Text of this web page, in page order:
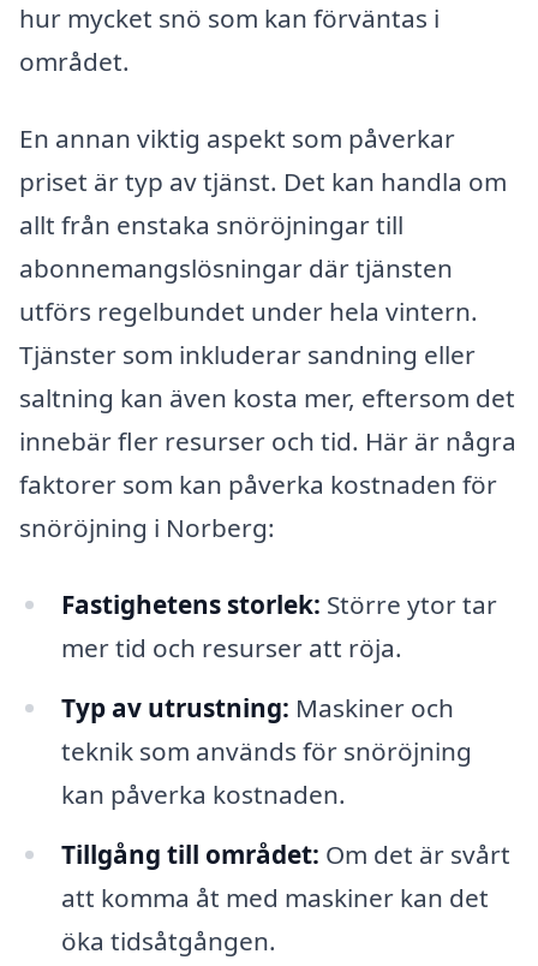
hur mycket snö som kan förväntas i
området.
En annan viktig aspekt som påverkar
priset är typ av tjänst. Det kan handla om
allt från enstaka snöröjningar till
abonnemangslösningar där tjänsten
utförs regelbundet under hela vintern.
Tjänster som inkluderar sandning eller
saltning kan även kosta mer, eftersom det
innebär fler resurser och tid. Här är några
faktorer som kan påverka kostnaden för
snöröjning i Norberg:
Fastighetens storlek: Större ytor tar
mer tid och resurser att röja.
Typ av utrustning: Maskiner och
teknik som används för snöröjning
kan påverka kostnaden.
Tillgång till området: Om det är svårt
att komma åt med maskiner kan det
öka tidsåtgången.